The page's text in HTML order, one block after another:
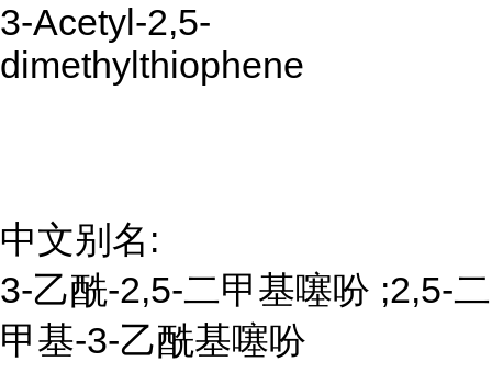
3-Acetyl-2,5-
dimethylthiophene
中文别名:
3-乙酰-2,5-二甲基噻吩 ;2,5-二
甲基-3-乙酰基噻吩